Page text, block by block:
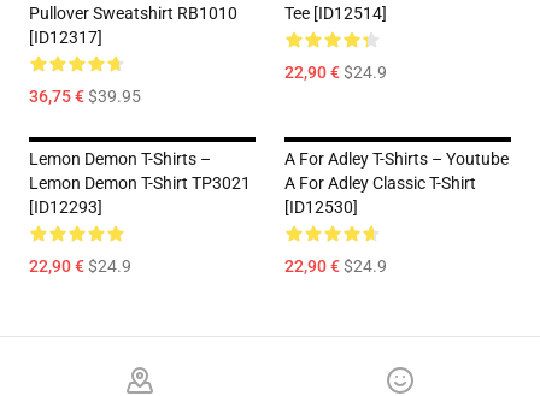
Pullover Sweatshirt RB1010
[ID12317]
36,75 €$39.95
Tee [ID12514]
22,90 €$24.9
Lemon Demon T-Shirts –
Lemon Demon T-Shirt TP3021
[ID12293]
22,90 €$24.9
A For Adley T-Shirts – Youtube
A For Adley Classic T-Shirt
[ID12530]
22,90 €$24.9